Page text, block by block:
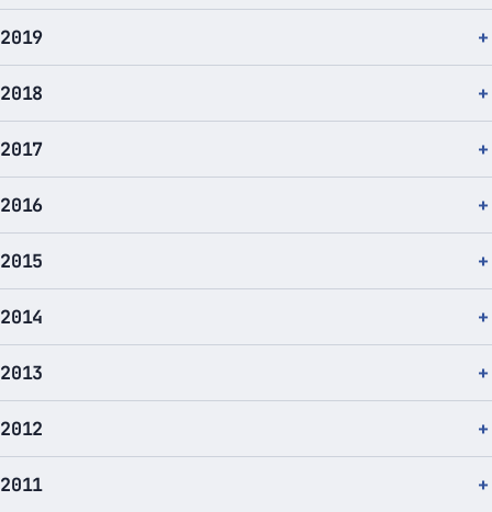
2019
2018
2017
2016
2015
2014
2013
2012
2011